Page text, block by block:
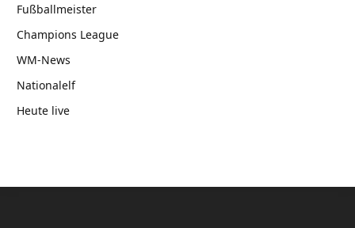
Fußballmeister
Champions League
WM-News
Nationalelf
Heute live